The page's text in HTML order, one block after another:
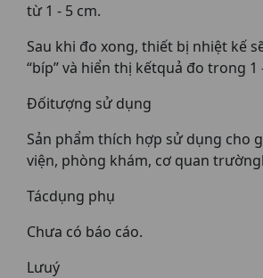
từ 1 - 5 cm.
Sau khi đo xong, thiết bị nhiệt kế
“bíp” và hiển thị kếtquả đo trong 1
Đốitượng sử dụng
Sản phẩm thích hợp sử dụng cho
viện, phòng khám, cơ quan
Tácdụng phụ
Chưa có báo cáo.
Lưuý